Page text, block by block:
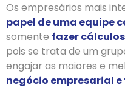
Os empresários mais
papel de uma equipe
somente fazer
pois se trata de um
engajar as maiores e
negócio empresarial